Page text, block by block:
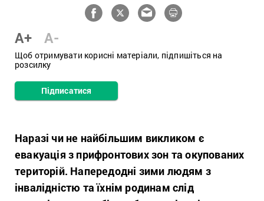
A+ A-
Щоб отримувати корисні матеріали, підпишіться на
розсилку
Підписатися
Наразі чи не найбільшим викликом є
евакуація з прифронтових зон та окупованих
територій. Напередодні зими людям з
інвалідністю та їхнім родинам слід